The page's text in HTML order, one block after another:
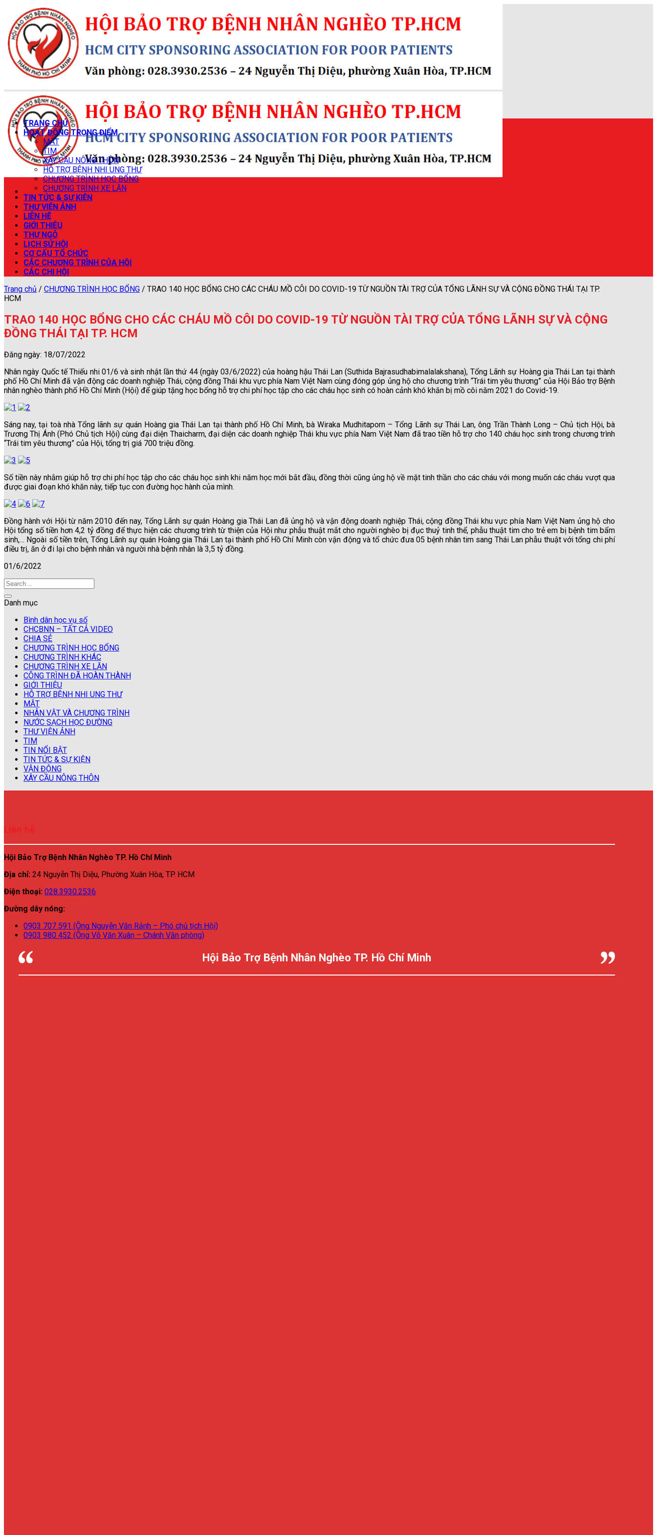
nội
dung
TRANG CHỦ
HOẠT ĐỘNG TRỌNG ĐIỂM
MẮT
TIM
XÂY CẦU NÔNG THÔN
HỖ TRỢ BỆNH NHI UNG THƯ
CHƯƠNG TRÌNH HỌC BỔNG
CHƯƠNG TRÌNH XE LĂN
TIN TỨC & SỰ KIỆN
THƯ VIỆN ẢNH
LIÊN HỆ
GIỚI THIÊU
THƯ NGỎ
LỊCH SỬ HỘI
CƠ CẤU TỔ CHỨC
CÁC CHƯƠNG TRÌNH CỦA HỘI
CÁC CHI HỘI
Trang chủ / CHƯƠNG TRÌNH HỌC BỔNG / TRAO 140 HỌC BỔNG CHO CÁC CHÁU MỒ CÔI DO COVID-19 TỪ NGUỒN TÀI TRỢ CỦA TỔNG LÃNH SỰ VÀ CỘNG ĐỒNG THÁI TẠI TP.
HCM
TRAO 140 HỌC BỔNG CHO CÁC CHÁU MỒ CÔI DO COVID-19 TỪ NGUỒN TÀI TRỢ CỦA TỔNG LÃNH SỰ VÀ CỘNG
ĐỒNG THÁI TẠI TP. HCM
Đăng ngày: 18/07/2022
Nhân ngày Quốc tế Thiếu nhi 01/6 và sinh nhật lần thứ 44 (ngày 03/6/2022) của hoàng hậu Thái Lan (Suthida Bajrasudhabimalalakshana), Tổng Lãnh sự Hoàng gia Thái Lan tại thành
phố Hồ Chí Minh đã vận động các doanh nghiệp Thái, cộng đồng Thái khu vực phía Nam Việt Nam cùng đóng góp ủng hộ cho chương trình “Trái tim yêu thương” của Hội Bảo trợ Bệnh
nhân nghèo thành phố Hồ Chí Minh (Hội) để giúp tặng học bổng hỗ trợ chi phí học tập cho các cháu học sinh có hoàn cảnh khó khăn bị mồ côi năm 2021 do Covid-19.
Sáng nay, tại toà nhà Tổng lãnh sự quán Hoàng gia Thái Lan tại thành phố Hồ Chí Minh, bà Wiraka Mudhitaporn – Tổng Lãnh sự Thái Lan, ông Trần Thành Long – Chủ tịch Hội, bà
Trương Thị Ánh (Phó Chủ tịch Hội) cùng đại diện Thaicharm, đại diện các doanh nghiệp Thái khu vực phía Nam Việt Nam đã trao tiền hỗ trợ cho 140 cháu học sinh trong chương trình
“Trái tim yêu thương” của Hội, tổng trị giá 700 triệu đồng.
Số tiền này nhằm giúp hỗ trợ chi phí học tập cho các cháu học sinh khi năm học mới bắt đầu, đồng thời cũng ủng hộ về mặt tinh thần cho các cháu với mong muốn các cháu vượt qua
được giai đoạn khó khăn này, tiếp tục con đường học hành của mình.
Đồng hành với Hội từ năm 2010 đến nay, Tổng Lãnh sự quán Hoàng gia Thái Lan đã ủng hộ và vận động doanh nghiệp Thái, cộng đồng Thái khu vực phía Nam Việt Nam ủng hộ cho
Hội tổng số tiền hơn 4,2 tỷ đồng để thực hiện các chương trình từ thiện của Hội như phẫu thuật mắt cho người nghèo bị đục thuỷ tinh thể, phẫu thuật tim cho trẻ em bị bệnh tim bẩm
sinh,… Ngoài số tiền trên, Tổng Lãnh sự quán Hoàng gia Thái Lan tại thành phố Hồ Chí Minh còn vận động và tổ chức đưa 05 bệnh nhân tim sang Thái Lan phẫu thuật với tổng chi phí
điều trị, ăn ở đi lại cho bệnh nhân và người nhà bệnh nhân là 3,5 tỷ đồng.
01/6/2022
Danh mục
Bình dân học vụ số
CHCBNN – TẤT CẢ VIDEO
CHIA SẺ
CHƯƠNG TRÌNH HỌC BỔNG
CHƯƠNG TRÌNH KHÁC
CHƯƠNG TRÌNH XE LĂN
CÔNG TRÌNH ĐÃ HOÀN THÀNH
GIỚI THIỆU
HỖ TRỢ BỆNH NHI UNG THƯ
MẮT
NHÂN VẬT VÀ CHƯƠNG TRÌNH
NƯỚC SẠCH HỌC ĐƯỜNG
THƯ VIỆN ẢNH
TIM
TIN NỔI BẬT
TIN TỨC & SỰ KIỆN
VẬN ĐỘNG
XÂY CẦU NÔNG THÔN
Liên hệ
Hội Bảo Trợ Bệnh Nhân Nghèo TP. Hồ Chí Minh
Địa chỉ: 24 Nguyễn Thị Diệu, Phường Xuân Hòa, TP. HCM
Điện thoại: 028.3930.2536
Đường dây nóng:
0903 707 591 (Ông Nguyễn Văn Rảnh – Phó chủ tịch Hội)
0903 980 452 (Ông Võ Văn Xuân – Chánh Văn phòng)
Hội Bảo Trợ Bệnh Nhân Nghèo TP. Hồ Chí Minh